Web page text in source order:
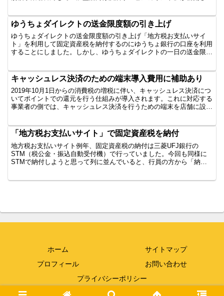
ゆうちょダイレクトの送金限度額の引き上げ
ゆうちょダイレクトの送金限度額の引き上げ「地方税お支払いサイ
ト」を利用して固定資産税を納付するのにゆうちょ銀行の口座を利用
することにしました。しかし、ゆうちょダイレクトの一日の送金限度
キャッシュレス決済のための端末導入費用に補助あり
2019年10月1日からの消費税の増税に伴い、キャッシュレス決済につ
いてポイントでの還元を行う仕組みが導入されます。これに対応する
事業者の側では、キャッシュレス決済を行うための端末を店舗に設置
「地方税お支払いサイト」で固定資産税を納付
地方税お支払いサイト例年、固定資産税の納付は三菱UFJ銀行の
STM（税公金・振込自動受付機）で行っていました。今回も同様に
STMで納付しようと思って列に並んでいると、行員の方から「納付
ホーム
サイトマップ
プロフィール
お問い合わせ
プライバシーポリシー